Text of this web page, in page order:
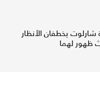
شارلوت يخطفان الأنظار
ظهور لهما